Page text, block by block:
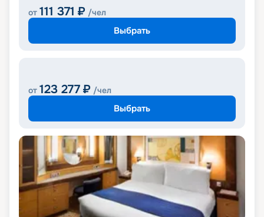
от 111 371 ₽ /чел
Выбрать
от 123 277 ₽ /чел
Выбрать